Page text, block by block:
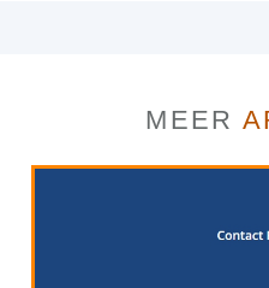
MEER